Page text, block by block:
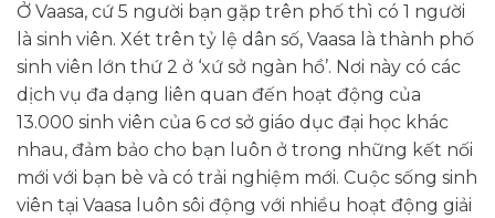
Ở Vaasa, cứ 5 người bạn gặp trên phố thì có 1 người
là sinh viên. Xét trên tỷ lệ dân số, Vaasa là thành phố
sinh viên lớn thứ 2 ở ‘xứ sở ngàn hồ’. Nơi này có các
dịch vụ đa dạng liên quan đến hoạt động của
13.000 sinh viên của 6 cơ sở giáo dục đại học khác
nhau, đảm bảo cho bạn luôn ở trong những kết nối
mới với bạn bè và có trải nghiệm mới. Cuộc sống sinh
viên tại Vaasa luôn sôi động với nhiều hoạt động giải